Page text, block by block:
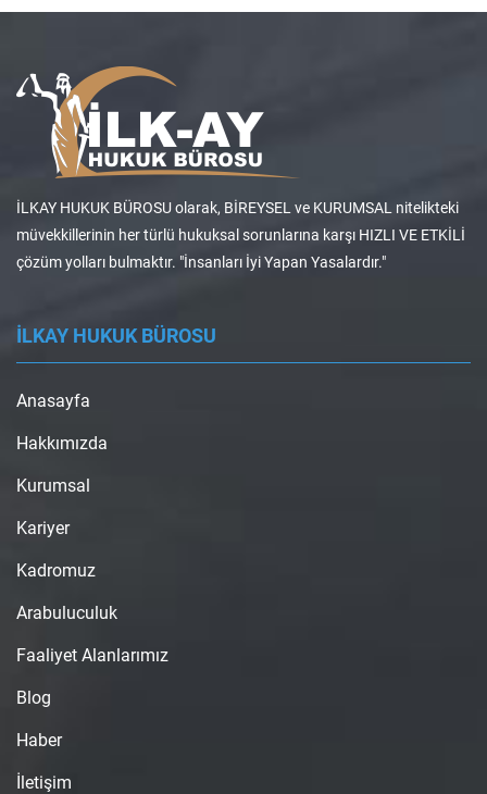
İLKAY HUKUK BÜROSU olarak, BİREYSEL ve KURUMSAL nitelikteki
müvekkillerinin her türlü hukuksal sorunlarına karşı HIZLI VE ETKİLİ
çözüm yolları bulmaktır. "İnsanları İyi Yapan Yasalardır."
İLKAY HUKUK BÜROSU
Anasayfa
Hakkımızda
Kurumsal
Kariyer
Kadromuz
Arabuluculuk
Faaliyet Alanlarımız
Blog
Haber
İletişim